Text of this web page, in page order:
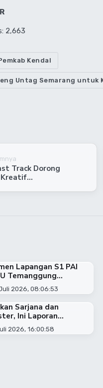
2,663
Kendal
Untag Semarang untuk
Track Dorong
Lapangan S1 PAI
Temanggung...
2026, 08:06:53
Sarjana dan
Ini Laporan...
2026, 16:00:58